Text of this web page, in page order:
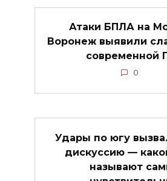
Атаки БПЛА на
Воронеж выявили
современной
0
Удары по югу
дискуссию —
называют